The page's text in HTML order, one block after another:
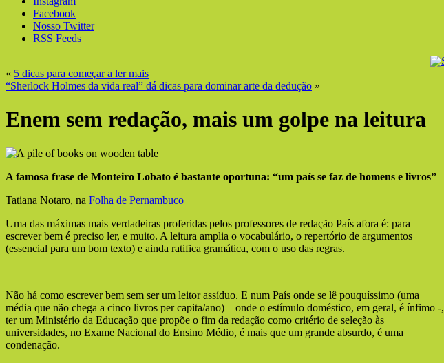
Facebook
Nosso Twitter
RSS Feeds
« 5 dicas para começar a ler mais
“Sherlock Holmes da vida real” dá dicas para dominar arte da dedução »
Enem sem redação, mais um golpe na leitura
A famosa frase de Monteiro Lobato é bastante oportuna: “um país se faz de homens e livros”
Tatiana Notaro, na Folha de Pernambuco
Uma das máximas mais verdadeiras proferidas pelos professores de redação País afora é: para
escrever bem é preciso ler, e muito. A leitura amplia o vocabulário, o repertório de argumentos
(essencial para um bom texto) e ainda ratifica gramática, com o uso das regras.
Não há como escrever bem sem ser um leitor assíduo. E num País onde se lê pouquíssimo (uma
média que não chega a cinco livros per capita/ano) – onde o estímulo doméstico, em geral, é ínfimo -,
ter um Ministério da Educação que propõe o fim da redação como critério de seleção às
universidades, no Exame Nacional do Ensino Médio, é mais que um grande absurdo, é uma
condenação.